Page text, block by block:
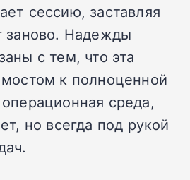
сессию, заставляя
заново. Надежды
с тем, что эта
к полноценной
среда,
но всегда под рукой